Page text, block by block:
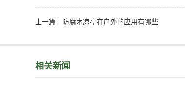
上一篇: 防腐木凉亭在户外的应用有哪些
相关新闻